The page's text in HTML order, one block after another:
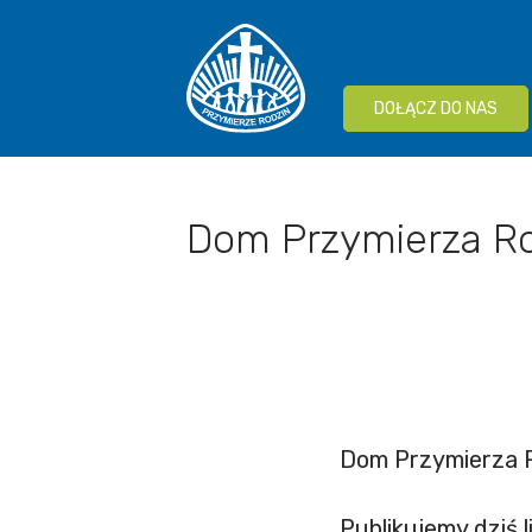
DOŁĄCZ DO NAS
Dom Przymierza
Dom Przymierza